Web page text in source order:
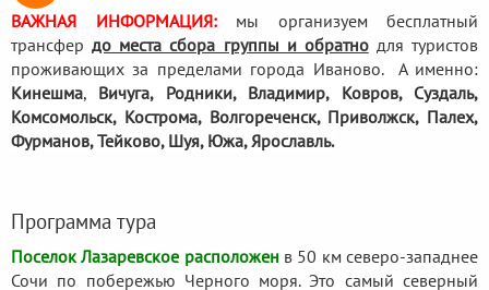
ВАЖНАЯ ИНФОРМАЦИЯ:мы организуем бесплатный
трансфердо места сбора группы и обратнодля туристов
проживающих за пределами города Иваново. А именно:
Кинешма, Вичуга, Родники, Владимир, Ковров, Суздаль,
Комсомольск, Кострома, Волгореченск, Приволжск, Палех,
Фурманов, Тейково, Шуя, Южа, Ярославль.
Программа тура
Поселок Лазаревское расположен в 50 км северо-западнее
Сочи по побережью Черного моря. Это самый северный